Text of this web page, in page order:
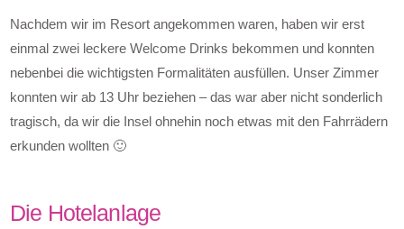
Nachdem wir im Resort angekommen waren, haben wir erst
einmal zwei leckere Welcome Drinks bekommen und konnten
nebenbei die wichtigsten Formalitäten ausfüllen. Unser Zimmer
konnten wir ab 13 Uhr beziehen – das war aber nicht sonderlich
tragisch, da wir die Insel ohnehin noch etwas mit den Fahrrädern
erkunden wollten 🙂
Die Hotelanlage